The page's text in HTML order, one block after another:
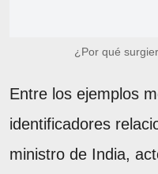
¿Por qué
Entre los ejemplos
identificadores
ministro de India,